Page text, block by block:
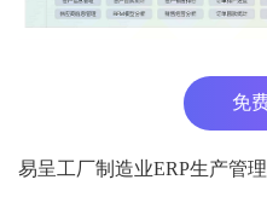
免
易呈工厂制造业ERP生产管